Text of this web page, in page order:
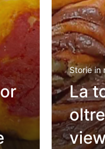
Storie in
La